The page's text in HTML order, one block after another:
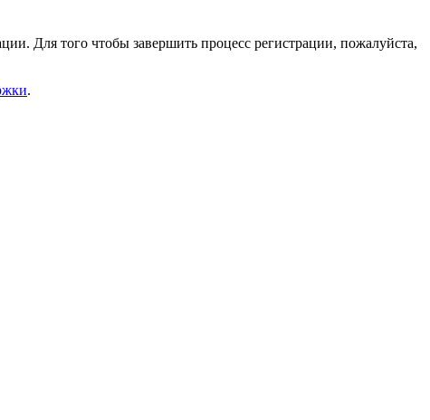
Для того чтобы завершить процесс регистрации, пожалуйста,
.